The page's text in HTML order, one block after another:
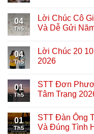
04
Th5
Lời Chúc Cô
Và Dễ Gửi
04
Th5
Lời Chúc 20
2026
01
Th5
STT Đơn
Tâm Trạng
01
Th5
STT Đàn Ông
Và Đúng Tình